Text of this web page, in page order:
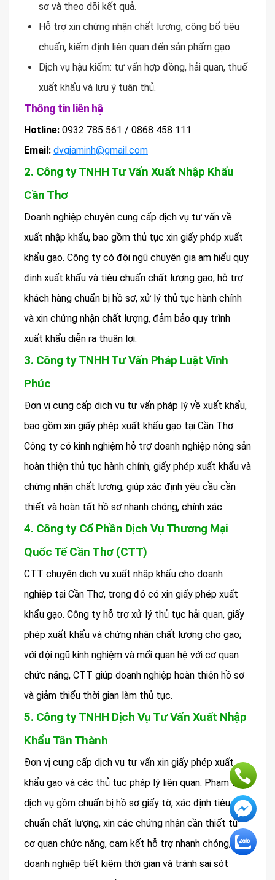
sơ và theo dõi kết quả.
Hỗ trợ xin chứng nhận chất lượng, công bố tiêu
chuẩn, kiểm định liên quan đến sản phẩm gạo.
Dịch vụ hậu kiểm: tư vấn hợp đồng, hải quan, thuế
xuất khẩu và lưu ý tuân thủ.
Thông tin liên hệ
Hotline: 0932 785 561 / 0868 458 111
Email: dvgiaminh@gmail.com
2. Công ty TNHH Tư Vấn Xuất Nhập Khẩu
Cần Thơ
Doanh nghiệp chuyên cung cấp dịch vụ tư vấn về
xuất nhập khẩu, bao gồm thủ tục xin giấy phép xuất
khẩu gạo. Công ty có đội ngũ chuyên gia am hiểu quy
định xuất khẩu và tiêu chuẩn chất lượng gạo, hỗ trợ
khách hàng chuẩn bị hồ sơ, xử lý thủ tục hành chính
và xin chứng nhận chất lượng, đảm bảo quy trình
xuất khẩu diễn ra thuận lợi.
3. Công ty TNHH Tư Vấn Pháp Luật Vĩnh
Phúc
Đơn vị cung cấp dịch vụ tư vấn pháp lý về xuất khẩu,
bao gồm xin giấy phép xuất khẩu gạo tại Cần Thơ.
Công ty có kinh nghiệm hỗ trợ doanh nghiệp nông sản
hoàn thiện thủ tục hành chính, giấy phép xuất khẩu và
chứng nhận chất lượng, giúp xác định yêu cầu cần
thiết và hoàn tất hồ sơ nhanh chóng, chính xác.
4. Công ty Cổ Phần Dịch Vụ Thương Mại
Quốc Tế Cần Thơ (CTT)
CTT chuyên dịch vụ xuất nhập khẩu cho doanh
nghiệp tại Cần Thơ, trong đó có xin giấy phép xuất
khẩu gạo. Công ty hỗ trợ xử lý thủ tục hải quan, giấy
phép xuất khẩu và chứng nhận chất lượng cho gạo;
với đội ngũ kinh nghiệm và mối quan hệ với cơ quan
chức năng, CTT giúp doanh nghiệp hoàn thiện hồ sơ
và giảm thiểu thời gian làm thủ tục.
5. Công ty TNHH Dịch Vụ Tư Vấn Xuất Nhập
Khẩu Tân Thành
Đơn vị cung cấp dịch vụ tư vấn xin giấy phép xuất
khẩu gạo và các thủ tục pháp lý liên quan. Phạm vi
dịch vụ gồm chuẩn bị hồ sơ giấy tờ, xác định tiêu
chuẩn chất lượng, xin các chứng nhận cần thiết từ
cơ quan chức năng, cam kết hỗ trợ nhanh chóng, giúp
doanh nghiệp tiết kiệm thời gian và tránh sai sót